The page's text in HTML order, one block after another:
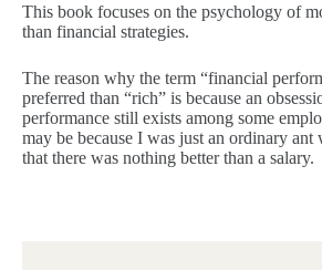
This book focuses on the psychology of
than financial strategies.
The reason why the term “financial
preferred than “rich” is because an
performance still exists among some
may be because I was just an ordinary ant
that there was nothing better than a salary.